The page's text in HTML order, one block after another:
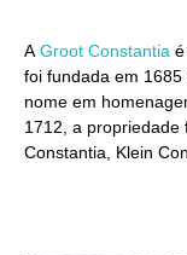
A Groot Constantia
foi fundada em
nome em
1712, a propriedade
Constantia, Klein